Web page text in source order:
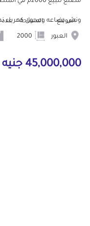
ونش بضاعه ومحول كهرباء
الموقع
العبور
المساحة عدد
45,000,000 جنيه